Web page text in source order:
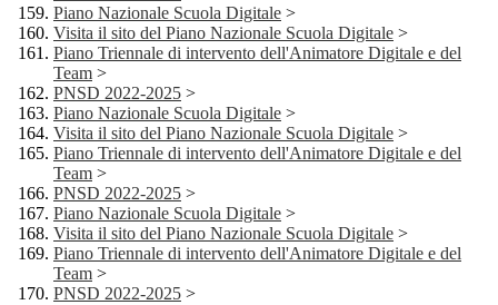
Piano Nazionale Scuola Digitale >
Visita il sito del Piano Nazionale Scuola Digitale >
Piano Triennale di intervento dell'Animatore Digitale e del
Team >
PNSD 2022-2025 >
Piano Nazionale Scuola Digitale >
Visita il sito del Piano Nazionale Scuola Digitale >
Piano Triennale di intervento dell'Animatore Digitale e del
Team >
PNSD 2022-2025 >
Piano Nazionale Scuola Digitale >
Visita il sito del Piano Nazionale Scuola Digitale >
Piano Triennale di intervento dell'Animatore Digitale e del
Team >
PNSD 2022-2025 >